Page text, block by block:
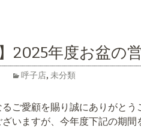
】2025年度お盆の
呼子店, 未分類
ご愛顧を賜り誠にありがとう
いますが、今年度下記の期間